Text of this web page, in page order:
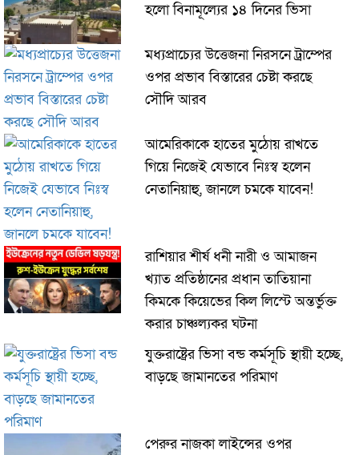
হলো বিনামূল্যের ১৪ দিনের ভিসা
মধ্যপ্রাচ্যের উত্তেজনা নিরসনে ট্রাম্পের
ওপর প্রভাব বিস্তারের চেষ্টা করছে
সৌদি আরব
আমেরিকাকে হাতের মুঠোয় রাখতে
গিয়ে নিজেই যেভাবে নিঃস্ব হলেন
নেতানিয়াহু, জানলে চমকে যাবেন!
রাশিয়ার শীর্ষ ধনী নারী ও আমাজন
খ্যাত প্রতিষ্ঠানের প্রধান তাতিয়ানা
কিমকে কিয়েভের কিল লিস্টে অন্তর্ভুক্ত
করার চাঞ্চল্যকর ঘটনা
যুক্তরাষ্ট্রের ভিসা বন্ড কর্মসূচি স্থায়ী হচ্ছে,
বাড়ছে জামানতের পরিমাণ
পেরুর নাজকা লাইন্সের ওপর